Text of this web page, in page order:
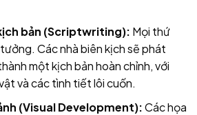
bản (Scriptwriting): Mọi thứ
Các nhà biên kịch sẽ phát
một kịch bản hoàn chỉnh, với
và các tình tiết lôi cuốn.
(Visual Development):Các họa